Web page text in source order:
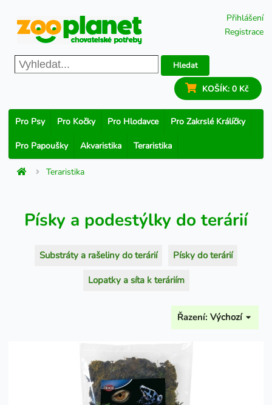
Přihlášení
Registrace
Hledat
KOŠÍK: 0 Kč
Pro Psy Pro Kočky Pro Hlodavce Pro Zakrslé Králíčky
Pro Papoušky Akvaristika Teraristika
Teraristika
Písky a podestýlky do terárií
Substráty a rašeliny do terárií Písky do terárií
Lopatky a síta k teráriím
Řazení: Výchozí